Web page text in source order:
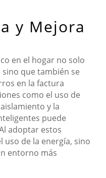
y Mejora
en el hogar no solo
que también se
en la factura
como el uso de
y la
puede
adoptar estos
uso de la energía, sino
entorno más